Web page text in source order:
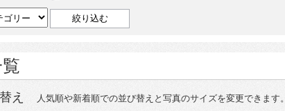
替え 人気順や新着順での並び替えと写真のサイズを変更できます。